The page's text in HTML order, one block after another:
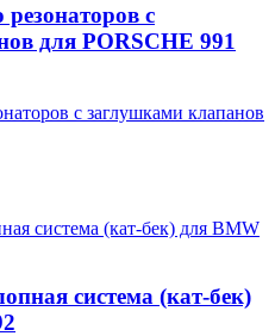
с
для PORSCHE 991
с заглушками клапанов
система (кат-бек)